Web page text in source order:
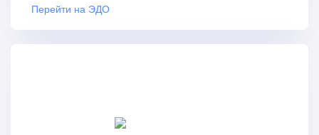
Перейти на ЭДО